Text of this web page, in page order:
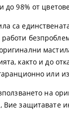
до 98% от
са
както и до
или
на
Вие защитавате